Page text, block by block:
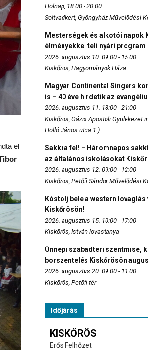
el
Holnap, 18:00 - 20:00
Soltvadkert, Gyöngyház Művelődési
Mesterségek és alkotói napok
élményekkel teli nyári program
2026. augusztus 10. 09:00 - 15:00
Kiskőrös, Hagyományok Háza
Magyar Continental Singers
is – 40 éve hirdetik az
2026. augusztus 11. 18:00 - 21:00
Kiskőrös, Oázis Apostoli Gyülekezet
Holló János utca 1.)
Sakkra fel! – Háromnapos
az általános iskolásokat
2026. augusztus 12. 09:00 - 12:00
Kiskőrös, Petőfi Sándor Művelődési
Kóstolj bele a western lovaglás
Kiskőrösön!
2026. augusztus 15. 10:00 - 17:00
Kiskőrös, István lovastanya
Ünnepi szabadtéri szentmise,
borszentelés Kiskőrösön
2026. augusztus 20. 09:00 - 11:00
Kiskőrös, Petőfi tér
Időjárás
KISKŐRÖS
Erős Felhőzet